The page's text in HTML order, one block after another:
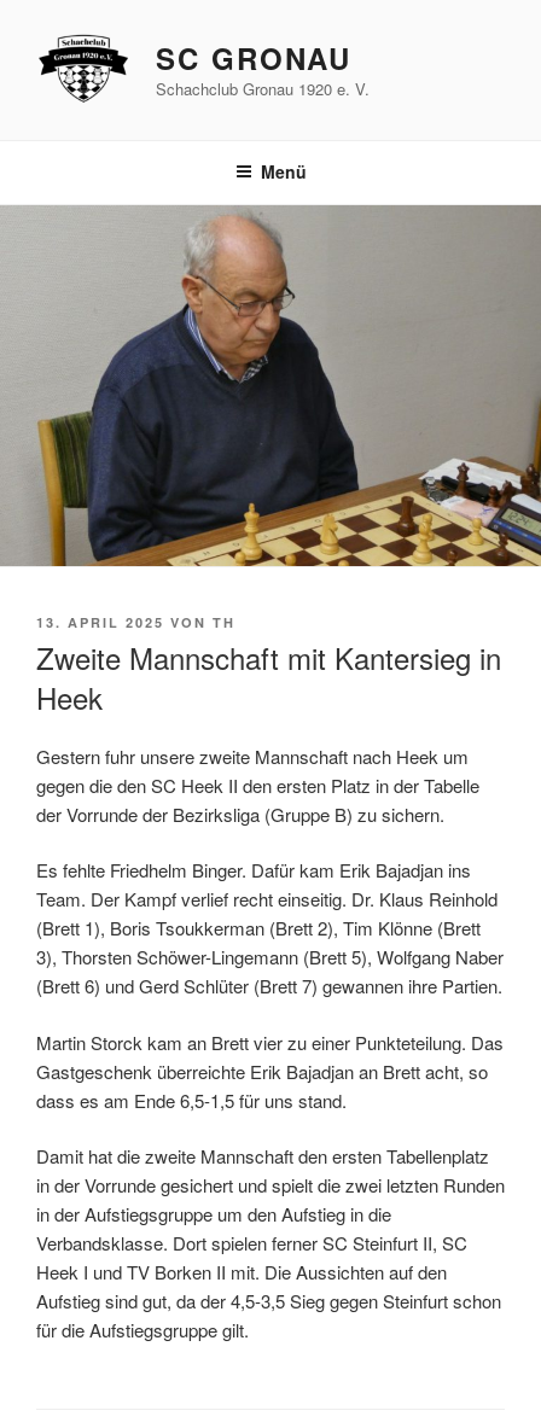
springen
SC GRONAU
Schachclub Gronau 1920 e. V.
Menü
VERÖFFENTLICHT
13. APRIL 2025 VON TH
Zweite Mannschaft mit Kantersieg in
Heek
Gestern fuhr unsere zweite Mannschaft nach Heek um
gegen die den SC Heek II den ersten Platz in der Tabelle
der Vorrunde der Bezirksliga (Gruppe B) zu sichern.
Es fehlte Friedhelm Binger. Dafür kam Erik Bajadjan ins
Team. Der Kampf verlief recht einseitig. Dr. Klaus Reinhold
(Brett 1), Boris Tsoukkerman (Brett 2), Tim Klönne (Brett
3), Thorsten Schöwer-Lingemann (Brett 5), Wolfgang Naber
(Brett 6) und Gerd Schlüter (Brett 7) gewannen ihre Partien.
Martin Storck kam an Brett vier zu einer Punkteteilung. Das
Gastgeschenk überreichte Erik Bajadjan an Brett acht, so
dass es am Ende 6,5-1,5 für uns stand.
Damit hat die zweite Mannschaft den ersten Tabellenplatz
in der Vorrunde gesichert und spielt die zwei letzten Runden
in der Aufstiegsgruppe um den Aufstieg in die
Verbandsklasse. Dort spielen ferner SC Steinfurt II, SC
Heek I und TV Borken II mit. Die Aussichten auf den
Aufstieg sind gut, da der 4,5-3,5 Sieg gegen Steinfurt schon
für die Aufstiegsgruppe gilt.